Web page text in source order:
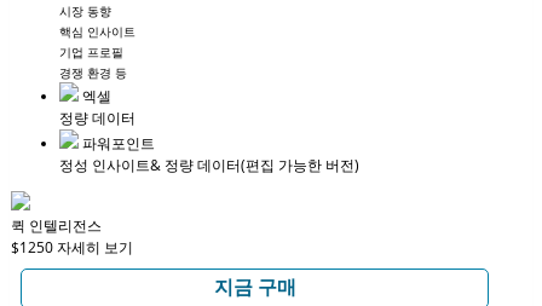
시장 동향
핵심 인사이트
기업 프로필
경쟁 환경 등
엑셀
정량 데이터
파워포인트
정성 인사이트& 정량 데이터(편집 가능한 버전)
퀵 인텔리전스
$1250자세히 보기
지금 구매